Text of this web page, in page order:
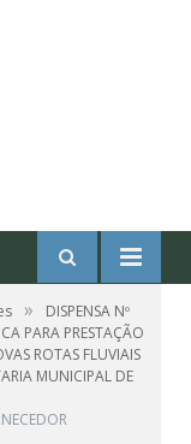
»
DISPENSA Nº
PARA PRESTAÇÃO
ROTAS FLUVIAIS
MUNICIPAL DE